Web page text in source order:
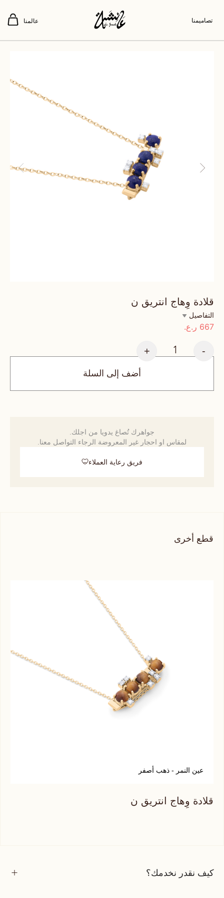
تصاميمنا عالمنا
قلادة وِهاج انتريق ن
التفاصيل
667 ر.ع.
-
+
أضف إلى السلة
جواهرك تُصاغ يدويا من اجلك.
لمقاس او احجار غير المعروضة الرجاء التواصل معنا.
فريق رعاية العملاء
قطع أخرى
عين النمر - ذهب أصفر
قلادة وِهاج انتريق ن
كيف نقدر نخدمك؟